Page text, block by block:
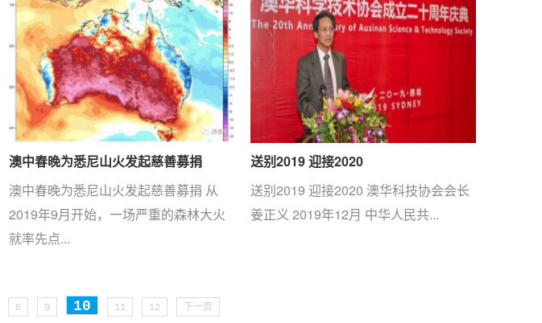
澳中春晚为悉尼山火发起慈善募捐
澳中春晚为悉尼山火发起慈善募捐 从
2019年9月开始，一场严重的森林大火
就率先点...
送别2019 迎接2020
送别2019 迎接2020 澳华科技协会会长
姜正义 2019年12月 中华人民共...
8 9 10 11 12 下一页